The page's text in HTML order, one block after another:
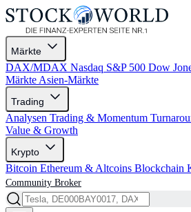
Märkte
DAX/MDAX Nasdaq S&P 500 Dow
Märkte Asien-Märkte
Trading
Analysen Trading & Momentum
Value & Growth
Krypto
Bitcoin Ethereum & Altcoins Blockchain
Community Broker